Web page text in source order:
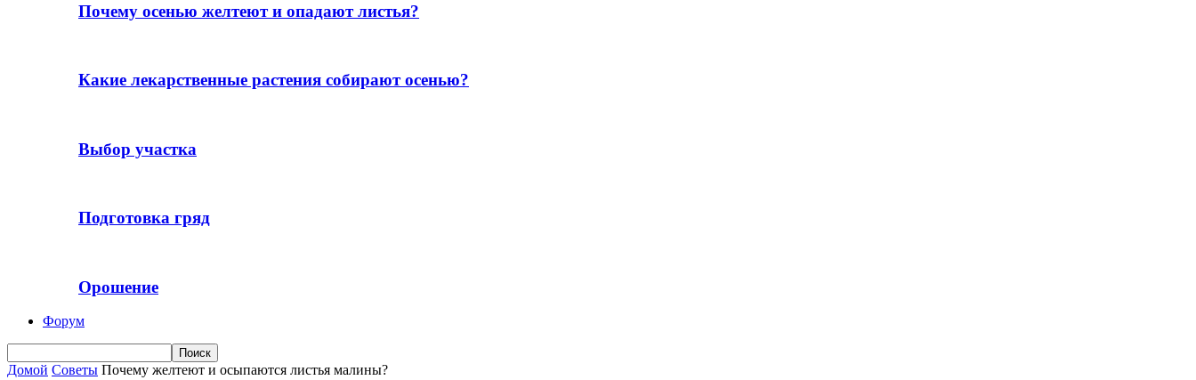
Почему осенью желтеют и опадают листья?
Какие лекарственные растения собирают осенью?
Выбор участка
Подготовка гряд
Орошение
Форум
Домой Советы Почему желтеют и осыпаются листья малины?